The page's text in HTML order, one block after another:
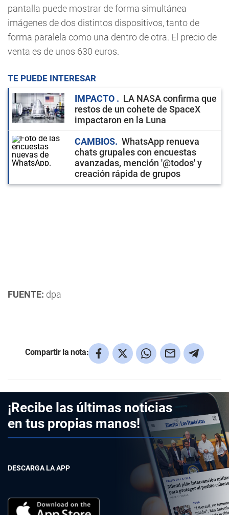
pantalla puede mostrar de forma simultánea
imágenes de dos distintos dispositivos, tanto de
forma paralela como una dentro de otra. El precio de
venta es de unos 630 euros.
TE PUEDE INTERESAR
IMPACTO
LA NASA confirma que
restos de un cohete de SpaceX
impactaron en la Luna
CAMBIOS
WhatsApp renueva
chats grupales con encuestas
avanzadas, mención '@todos' y
creación rápida de grupos
FUENTE: dpa
Compartir la nota:
¡Recibe las últimas noticias
en tus propias manos!
DESCARGA LA APP